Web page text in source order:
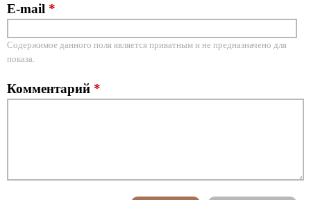
E-mail *
Содержимое данного поля является приватным и не предназначено для
показа.
Комментарий *